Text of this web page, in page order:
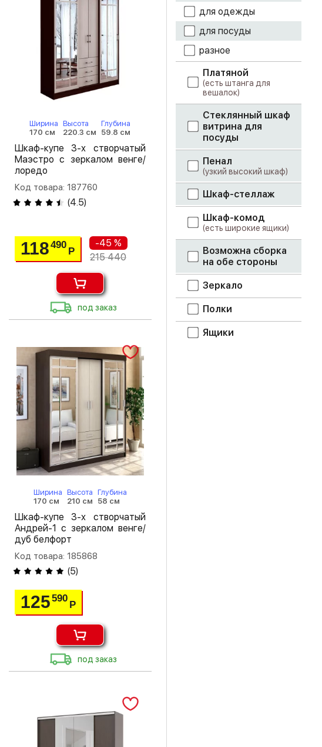
Ширина
170 см
Высота
220.3 см
Глубина
59.8 см
Шкаф-купе 3-х створчатый
Маэстро с зеркалом венге/
лоредо
Код товара: 187760
(4.5)
118490
Р
-45 %
215 440
под заказ
Ширина
170 см
Высота
210 см
Глубина
58 см
Шкаф-купе 3-х створчатый
Андрей-1 с зеркалом венге/
дуб белфорт
Код товара: 185868
(5)
125590
Р
под заказ
шарлиз кашемир
ясень светлый
ясень шимо
светлый
ясень шимо
темный
для одежды
для посуды
разное
Платяной
(есть штанга для
вешалок)
Стеклянный шкаф
витрина для
посуды
Пенал
(узкий высокий шкаф)
Шкаф-стеллаж
Шкаф-комод
(есть широкие ящики)
Возможна сборка
на обе стороны
Зеркало
Полки
Ящики